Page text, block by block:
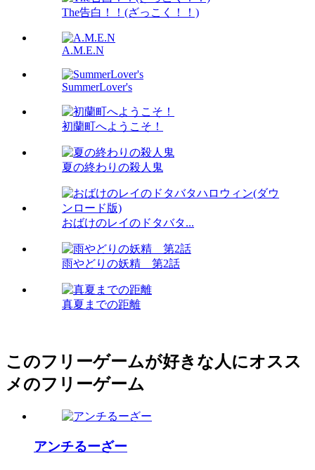
The告白！！(ざっこく！！)
A.M.E.N
SummerLover's
初蘭町へようこそ！
夏の終わりの殺人鬼
おばけのレイのドタバタ...
雨やどりの妖精 第2話
真夏までの距離
このフリーゲームが好きな人にオスス
メのフリーゲーム
アンチるーざー